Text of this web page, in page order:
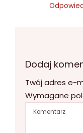
Dodaj
Twój adres e-
Wymagane